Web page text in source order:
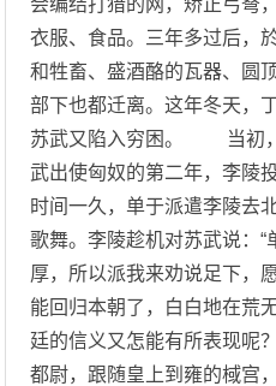
会编结打猎的网，矫正弓弩
衣服、食品。三年多过后，
和牲畜、盛酒酪的瓦器、圆
部下也都迁离。这年冬天，
苏武又陷入穷困。 当初，
武出使匈奴的第二年，李陵
时间一久，单于派遣李陵去
歌舞。李陵趁机对苏武说：
厚，所以派我来劝说足下，
能回归本朝了，白白地在荒
廷的信义又怎能有所表现呢
都尉，跟随皇上到雍的棫宫